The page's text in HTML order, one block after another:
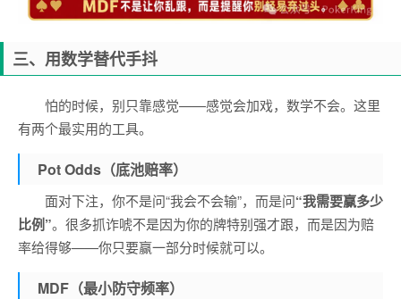
三、用数学替代手抖
怕的时候，别只靠感觉——感觉会加戏，数学不会。这里
有两个最实用的工具。
Pot Odds（底池赔率）
面对下注，你不是问“我会不会输”，而是问“我需要赢多少
比例”。很多抓诈唬不是因为你的牌特别强才跟，而是因为赔
率给得够——你只要赢一部分时候就可以。
MDF（最小防守频率）